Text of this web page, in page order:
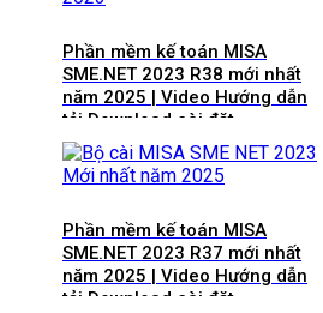
Phần mềm kế toán MISA
SME.NET 2023 R38 mới nhất
năm 2025 | Video Hướng dẫn
tải Download cài đặt
Phần mềm kế toán MISA
SME.NET 2023 R37 mới nhất
năm 2025 | Video Hướng dẫn
tải Download cài đặt